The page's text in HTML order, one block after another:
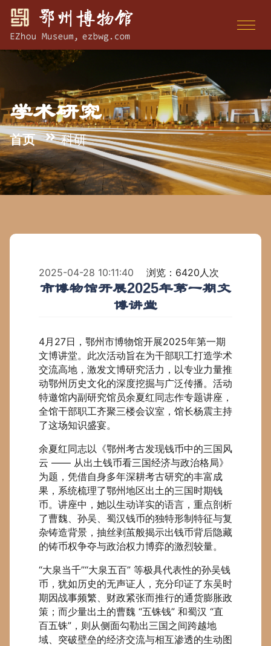
学术研究
首页 科研
2025-04-28 10:11:40 浏览：6420人次
市博物馆开展2025年第一期文
博讲堂
4月27日，鄂州市博物馆开展2025年第一期
文博讲堂。此次活动旨在为干部职工打造学术
交流高地，激发文博研究活力，以专业力量推
动鄂州历史文化的深度挖掘与广泛传播。活动
特邀馆内副研究馆员余夏红同志作专题讲座，
全馆干部职工齐聚三楼会议室，馆长杨震主持
了这场知识盛宴。
余夏红同志以《鄂州考古发现钱币中的三国风
云 —— 从出土钱币看三国经济与政治格局》
为题，凭借自身多年深耕考古研究的丰富成
果，系统梳理了鄂州地区出土的三国时期钱
币。讲座中，她以生动详实的语言，重点剖析
了曹魏、孙吴、蜀汉钱币的独特形制特征与复
杂铸造背景，抽丝剥茧般揭示出钱币背后隐藏
的铸币权争夺与政治权力博弈的激烈较量。
“大泉当千”“大泉五百” 等极具代表性的孙吴钱
币，犹如历史的无声证人，充分印证了东吴时
期因战事频繁、财政紧张而推行的通货膨胀政
策；而少量出土的曹魏 “五铢钱” 和蜀汉 “直
百五铢”，则从侧面勾勒出三国之间跨越地
域、突破壁垒的经济交流与相互渗透的生动图